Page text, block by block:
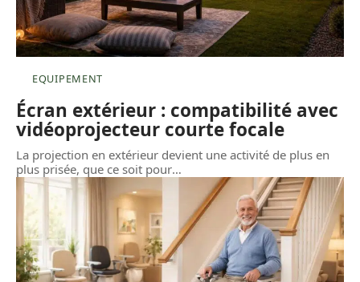
EQUIPEMENT
Écran extérieur : compatibilité avec
vidéoprojecteur courte focale
La projection en extérieur devient une activité de plus en
plus prisée, que ce soit pour…